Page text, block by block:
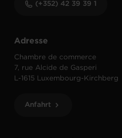
Adresse
Chambre de commerce
7, rue Alcide de Gasperi
L-1615 Luxembourg-Kirchberg
Anfahrt
(+352) 42 39 39 1